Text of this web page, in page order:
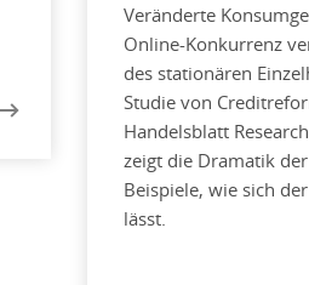
Veränderte
Online-Konkurrenz
des stationären
Studie von
Handelsblatt
zeigt die Dramatik
Beispiele, wie sich
lässt.